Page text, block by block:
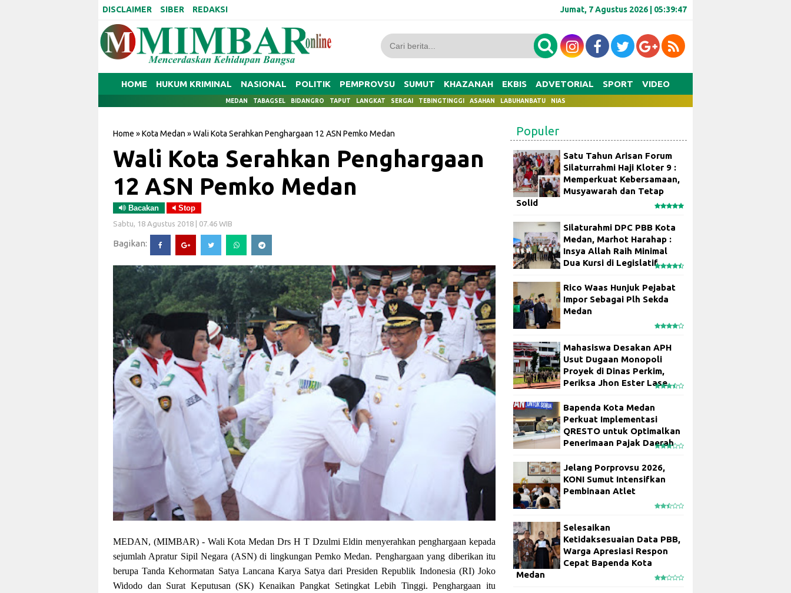
DISCLAIMER SIBER REDAKSI Jumat, 7 Agustus 2026 | 05:39:47
HOME HUKUM KRIMINAL NASIONAL POLITIK PEMPROVSU SUMUT KHAZANAH EKBIS ADVETORIAL SPORT VIDEO
MEDAN TABAGSEL BIDANGRO TAPUT LANGKAT SERGAI TEBINGTINGGI ASAHAN LABUHANBATU NIAS
Home »Kota Medan »Wali Kota Serahkan Penghargaan 12 ASN Pemko Medan
Wali Kota Serahkan Penghargaan
12 ASN Pemko Medan
Bacakan Stop
Sabtu, 18 Agustus 2018 | 07.46 WIB
Bagikan:
MEDAN, (MIMBAR) - Wali Kota Medan Drs H T Dzulmi Eldin menyerahkan penghargaan kepada
sejumlah Apratur Sipil Negara (ASN) di lingkungan Pemko Medan. Penghargaan yang diberikan itu
berupa Tanda Kehormatan Satya Lancana Karya Satya dari Presiden Republik Indonesia (RI) Joko
Widodo dan Surat Keputusan (SK) Kenaikan Pangkat Setingkat Lebih Tinggi. Penghargaan itu
Populer
Satu Tahun Arisan Forum
Silaturrahmi Haji Kloter 9 :
Memperkuat Kebersamaan,
Musyawarah dan Tetap
Solid
Silaturahmi DPC PBB Kota
Medan, Marhot Harahap :
Insya Allah Raih Minimal
Dua Kursi di Legislatif
Rico Waas Hunjuk Pejabat
Impor Sebagai Plh Sekda
Medan
Mahasiswa Desakan APH
Usut Dugaan Monopoli
Proyek di Dinas Perkim,
Periksa Jhon Ester Lase
Bapenda Kota Medan
Perkuat Implementasi
QRESTO untuk Optimalkan
Penerimaan Pajak Daerah
Jelang Porprovsu 2026,
KONI Sumut Intensifkan
Pembinaan Atlet
Selesaikan
Ketidaksesuaian Data PBB,
Warga Apresiasi Respon
Cepat Bapenda Kota
Medan